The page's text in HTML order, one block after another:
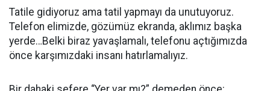
Tatile gidiyoruz ama tatil yapmayı da unutuyoruz.
Telefon elimizde, gözümüz ekranda, aklımız başka
yerde…Belki biraz yavaşlamalı, telefonu açtığımızda
önce karşımızdaki insanı hatırlamalıyız.